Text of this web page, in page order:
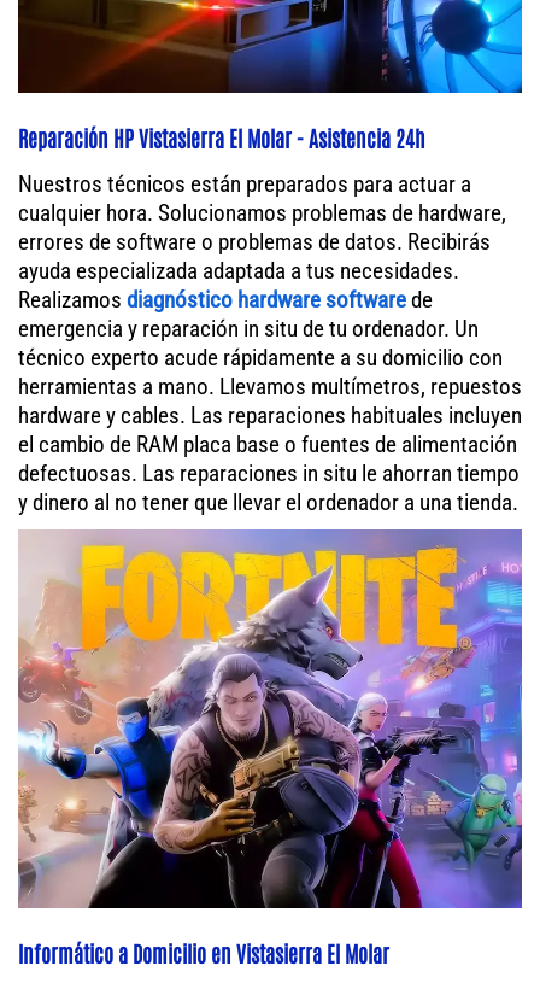
Reparación HP Vistasierra El Molar - Asistencia 24h
Nuestros técnicos están preparados para actuar a
cualquier hora. Solucionamos problemas de hardware,
errores de software o problemas de datos. Recibirás
ayuda especializada adaptada a tus necesidades.
Realizamos diagnóstico hardware softwarede
emergencia y reparación in situ de tu ordenador. Un
técnico experto acude rápidamente a su domicilio con
herramientas a mano. Llevamos multímetros, repuestos
hardware y cables. Las reparaciones habituales incluyen
el cambio de RAM placa base o fuentes de alimentación
defectuosas. Las reparaciones in situ le ahorran tiempo
y dinero al no tener que llevar el ordenador a una tienda.
Informático a Domicilio en Vistasierra El Molar